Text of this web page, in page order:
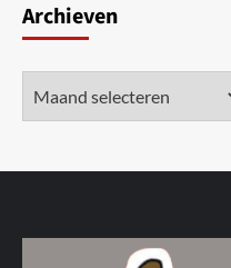
Archieven